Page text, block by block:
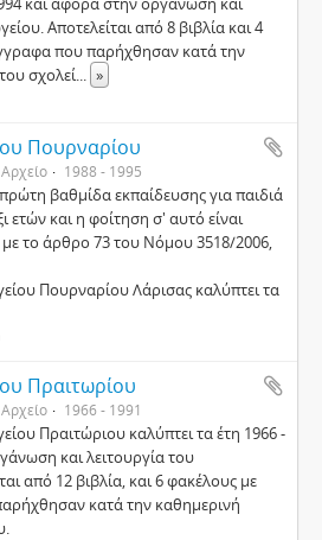
Αποτελείται από 8 βιβλία και 4
που παρήχθησαν κατά την
σχολεί... »
Πουρναρίου
Αρχείο 1988 - 1995
βαθμίδα εκπαίδευσης για παιδιά
ετών και η φοίτηση σ' αυτό είναι
το άρθρο 73 του Νόμου 3518/2006,
Πουρναρίου Λάρισας καλύπτει τα
Πραιτωρίου
Αρχείο 1966 - 1991
Πραιτώριου καλύπτει τα έτη 1966 -
και λειτουργία του
από 12 βιβλία, και 6 φακέλους με
κατά την καθημερινή